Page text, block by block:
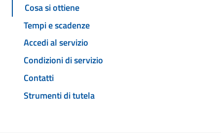
Cosa si ottiene
Tempi e scadenze
Accedi al servizio
Condizioni di servizio
Contatti
Strumenti di tutela